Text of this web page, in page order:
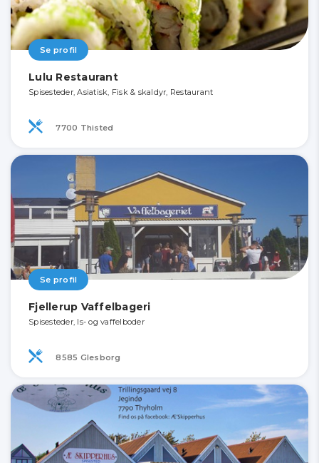
Se profil
Lulu Restaurant
Spisesteder, Asiatisk, Fisk & skaldyr, Restaurant
7700 Thisted
Se profil
Fjellerup Vaffelbageri
Spisesteder, Is- og vaffelboder
8585 Glesborg